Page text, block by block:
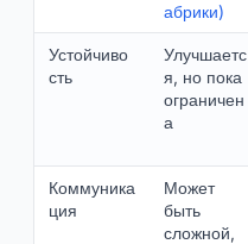
абрики)
Устойчиво
сть
Улучшаетс
я, но пока
ограничен
а
Коммуника
ция
Может
быть
сложной,